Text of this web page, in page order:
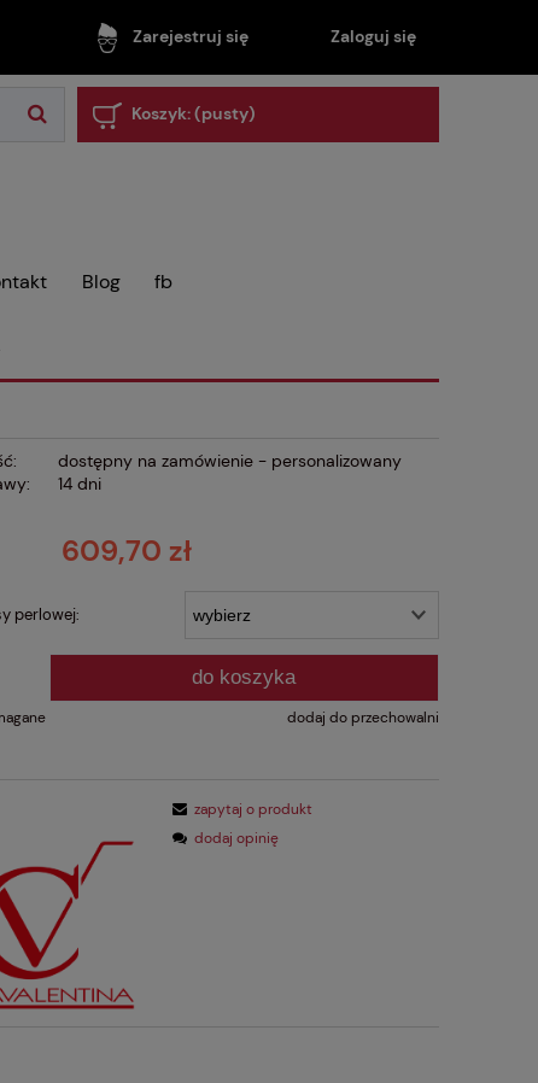
Zarejestruj się Zaloguj się
Koszyk:(pusty)
Blog fb
dostępny na zamówienie - personalizowany
14 dni
609,70 zł
perlowej:
do koszyka
dodaj do przechowalni
zapytaj o produkt
dodaj opinię